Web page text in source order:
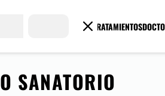
TRATAMIENTOS
SANATORIO